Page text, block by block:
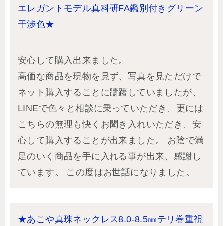
エレガントモデル真科研FA鑑別付きグリーン
干渉色★
安心して購入出来ました。
高価な商品を現物を見ず、写真を見ただけで
ネット購入することに躊躇していましたが、
LINEで色々と相談に乗っていただき、更には
こちらの無理も快くお聞き入れいただき、安
心して購入することが出来ました。 お陰で満
足のいく商品を手に入れる事が出来、感謝し
ています。 この度はお世話になりました。
★あこや真珠ネックレス8.0-8.5㎜テリ巻重視